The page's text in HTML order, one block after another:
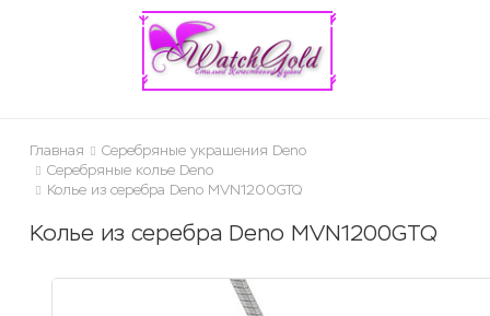
Главная
Серебряные украшения Deno
Серебряные колье Deno
Колье из серебра Deno MVN1200GTQ
Колье из серебра Deno MVN1200GTQ